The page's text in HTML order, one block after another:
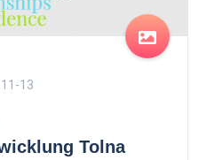
13
Tolna